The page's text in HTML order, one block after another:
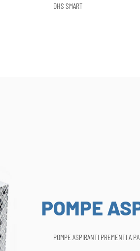
DHS SMART
POMPE
POMPE ASPIRANTI PREMENTI A